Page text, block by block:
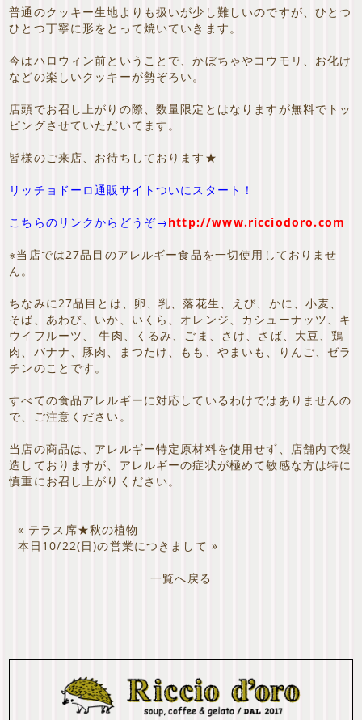
普通のクッキー生地よりも扱いが少し難しいのですが、ひとつ
ひとつ丁寧に形をとって焼いていきます。
今はハロウィン前ということで、かぼちゃやコウモリ、お化け
などの楽しいクッキーが勢ぞろい。
店頭でお召し上がりの際、数量限定とはなりますが無料でトッ
ピングさせていただいてます。
皆様のご来店、お待ちしております★
リッチョドーロ通販サイトついにスタート！
こちらのリンクからどうぞ→http://www.ricciodoro.com
※当店では27品目のアレルギー食品を一切使用しておりませ
ん。
ちなみに27品目とは、卵、乳、落花生、えび、かに、小麦、
そば、あわび、いか、いくら、オレンジ、カシューナッツ、キ
ウイフルーツ、 牛肉、くるみ、ごま、さけ、さば、大豆、鶏
肉、バナナ、豚肉、まつたけ、もも、やまいも、りんご、ゼラ
チンのことです。
すべての食品アレルギーに対応しているわけではありませんの
で、ご注意ください。
当店の商品は、アレルギー特定原材料を使用せず、店舗内で製
造しておりますが、アレルギーの症状が極めて敏感な方は特に
慎重にお召し上がりください。
« テラス席★秋の植物
本日10/22(日)の営業につきまして »
一覧へ戻る